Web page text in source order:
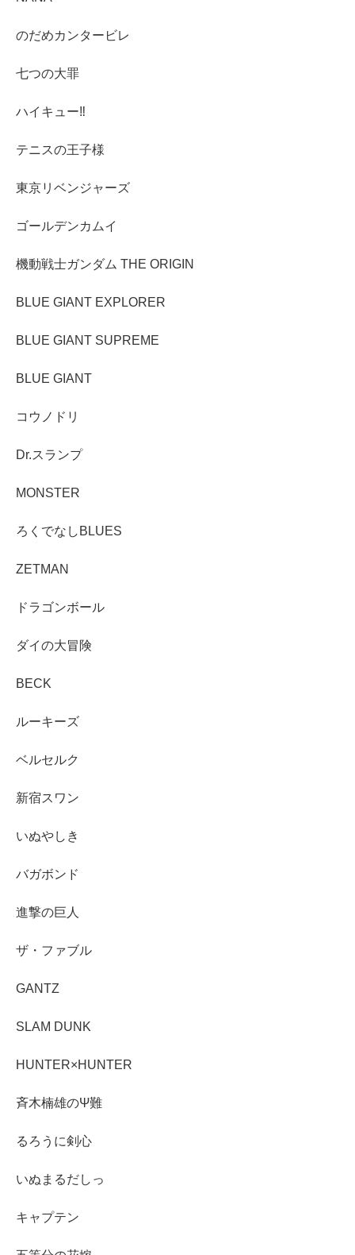
のだめカンタービレ
七つの大罪
ハイキュー‼︎
テニスの王子様
東京リベンジャーズ
ゴールデンカムイ
機動戦士ガンダム THE ORIGIN
BLUE GIANT EXPLORER
BLUE GIANT SUPREME
BLUE GIANT
コウノドリ
Dr.スランプ
MONSTER
ろくでなしBLUES
ZETMAN
ドラゴンボール
ダイの大冒険
BECK
ルーキーズ
ベルセルク
新宿スワン
いぬやしき
バガボンド
進撃の巨人
ザ・ファブル
GANTZ
SLAM DUNK
HUNTER×HUNTER
斉木楠雄のΨ難
るろうに剣心
いぬまるだしっ
キャプテン